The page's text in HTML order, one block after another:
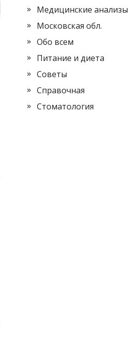
Медицинские анализы
Московская обл.
Обо всем
Питание и диета
Советы
Справочная
Стоматология